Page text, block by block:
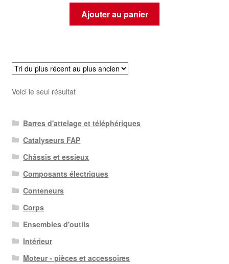
Ajouter au panier
Voici le seul résultat
Barres d'attelage et téléphériques
Catalyseurs FAP
Châssis et essieux
Composants électriques
Conteneurs
Corps
Ensembles d'outils
Intérieur
Moteur - pièces et accessoires